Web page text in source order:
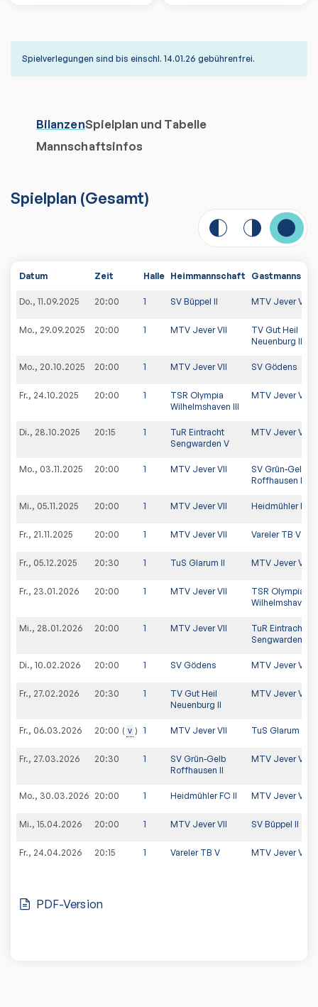
Spielverlegungen sind bis einschl. 14.01.26 gebührenfrei.
BilanzenSpielplan und Tabelle
Mannschaftsinfos
Spielplan (Gesamt)
Datum Zeit Halle Heimmannschaft
Do., 11.09.2025 20:00 1 SV Büppel II MTV Jever VII
Mo., 29.09.2025 20:00 1 MTV Jever VII
TV Gut Heil
Neuenburg II
Mo., 20.10.2025 20:00 1 MTV Jever VII SV Gödens
Fr., 24.10.2025 20:00 1
TSR Olympia
Wilhelmshaven III
MTV Jever VII
Di., 28.10.2025 20:15 1
TuR Eintracht
Sengwarden V
MTV Jever VII
Mo., 03.11.2025 20:00 1 MTV Jever VII
SV Grün-Gelb
Roffhausen II
Mi., 05.11.2025 20:00 1 MTV Jever VII Heidmühler FC II
Fr., 21.11.2025 20:00 1 MTV Jever VII Vareler TB V
Fr., 05.12.2025 20:30 1 TuS Glarum II MTV Jever VII
Fr., 23.01.2026 20:00 1 MTV Jever VII
TSR Olympia
Wilhelmshaven
Mi., 28.01.2026 20:00 1 MTV Jever VII
TuR Eintracht
Sengwarden V
Di., 10.02.2026 20:00 1 SV Gödens MTV Jever VII
Fr., 27.02.2026 20:30 1
TV Gut Heil
Neuenburg II
MTV Jever VII
Fr., 06.03.2026 20:00 v 1 MTV Jever VII TuS Glarum II
Fr., 27.03.2026 20:30 1
SV Grün-Gelb
Roffhausen II
MTV Jever VII
Mo., 30.03.2026 20:00 1 Heidmühler FC II MTV Jever VII
Mi., 15.04.2026 20:00 1 MTV Jever VII SV Büppel II
Fr., 24.04.2026 20:15 1 Vareler TB V MTV Jever VII
PDF-Version